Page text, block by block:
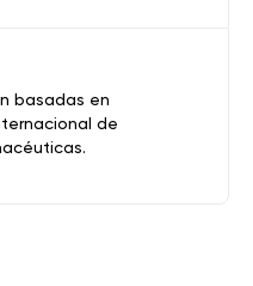
basadas en
de